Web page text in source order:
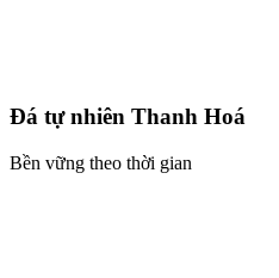
Đá tự nhiên Thanh Hoá
Bền vững theo thời gian